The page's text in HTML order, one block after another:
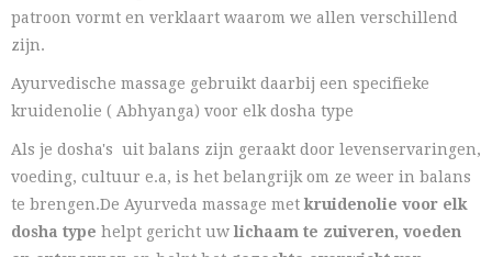
patroon vormt en verklaart waarom we allen verschillend
zijn.
Ayurvedische massage gebruikt daarbij een specifieke
kruidenolie ( Abhyanga) voor elk dosha type
Als je dosha's uit balans zijn geraakt door levenservaringen,
voeding, cultuur e.a, is het belangrijk om ze weer in balans
te brengen.De Ayurveda massage met kruidenolie voor elk
dosha type helpt gericht uw lichaam te zuiveren, voeden